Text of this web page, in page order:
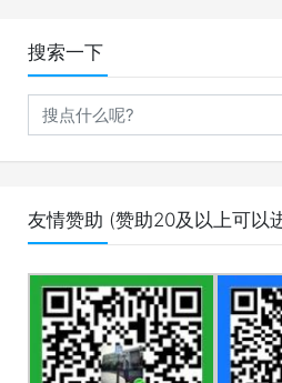
搜索一下
友情赞助 (赞助20及以上可以